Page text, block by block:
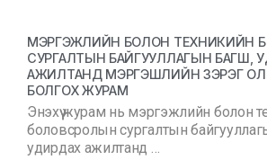
МЭРГЭЖЛИЙН БОЛОН ТЕХНИКИЙН
СУРГАЛТЫН БАЙГУУЛЛАГЫН БАГШ,
АЖИЛТАНД МЭРГЭШЛИЙН ЗЭРЭГ
БОЛГОХ ЖУРАМ
Энэхүү журам нь мэргэжлийн болон
боловсролын сургалтын
удирдах ажилтанд …